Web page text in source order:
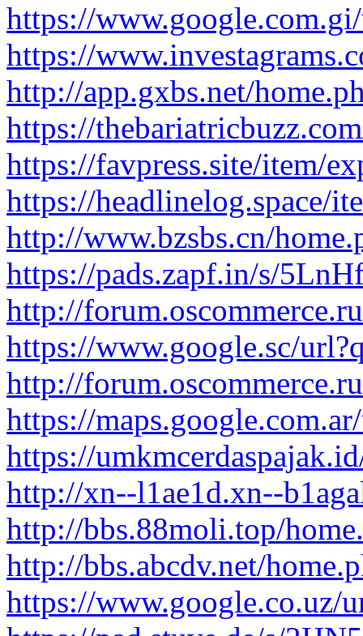
https://
https://
http://app.gxbs.net/
https://
https://favpress.site/item/
https://headlinelog.space/
http://www.bzsbs.cn/
https://pads.zapf.in/s/
http://
https://www.google.sc/
http://
https://
https://
http://xn--l1ae1d.xn--
http://bbs.88moli.top/
http://bbs.abcdv.net/
https://www.google.co.uz/